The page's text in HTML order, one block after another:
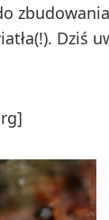
Dziś